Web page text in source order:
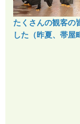
たくさんの観客の
した（昨夏、帯屋